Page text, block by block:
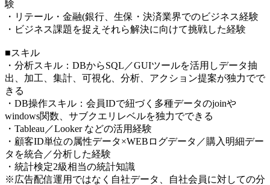
験
・リテール・金融(銀行、生保・決済業界でのビジネス経験
・ビジネス課題を捉えそれら解決に向けて挑戦した経験
■スキル
・分析スキル：DBからSQL／GUIツールを活用しデータ抽
出、加工、集計、可視化、分析、アクション提案が独力でで
きる
・DB操作スキル：会員IDで紐づく多種データのjoinや
windows関数、サブクエリレベルを独力でできる
・Tableau／Looker などの活用経験
・顧客ID単位の属性データ×WEBログデータ／購入明細デー
タを統合／分析した経験
・統計検定2級相当の統計知識
※広告配信運用ではなく自社データ、自社会員に対しての分